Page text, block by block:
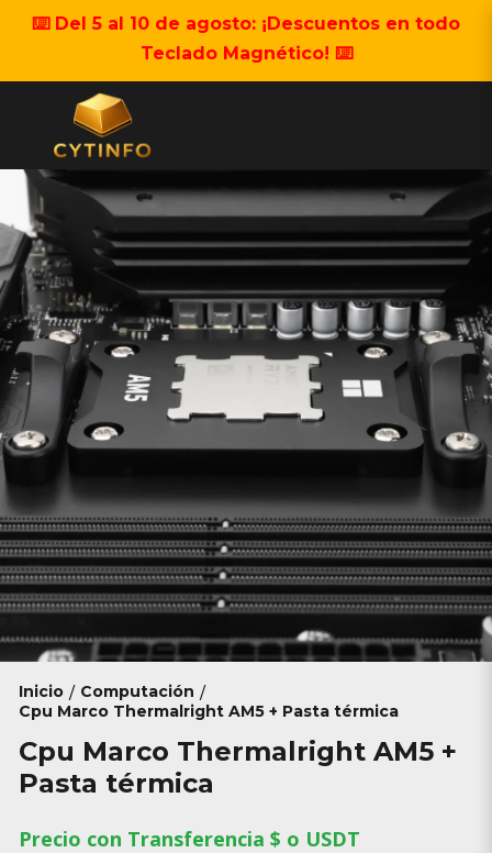
⌨️ Del 5 al 10 de agosto: ¡Descuentos en todo
Teclado Magnético! ⌨️
Inicio / Computación /
Cpu Marco Thermalright AM5 + Pasta térmica
Cpu Marco Thermalright AM5 +
Pasta térmica
Precio con Transferencia $ o USDT